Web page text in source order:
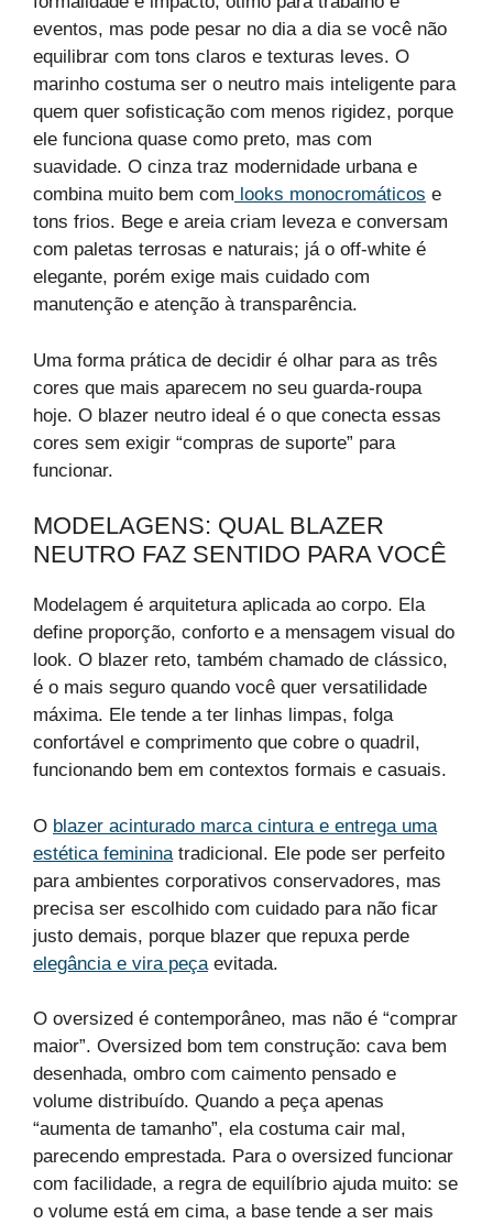
eventos, mas pode pesar no dia a dia se você não
equilibrar com tons claros e texturas leves. O
marinho costuma ser o neutro mais inteligente para
quem quer sofisticação com menos rigidez, porque
ele funciona quase como preto, mas com
suavidade. O cinza traz modernidade urbana e
combina muito bem com looks monocromáticos e
tons frios. Bege e areia criam leveza e conversam
com paletas terrosas e naturais; já o off-white é
elegante, porém exige mais cuidado com
manutenção e atenção à transparência.
Uma forma prática de decidir é olhar para as três
cores que mais aparecem no seu guarda-roupa
hoje. O blazer neutro ideal é o que conecta essas
cores sem exigir “compras de suporte” para
funcionar.
MODELAGENS: QUAL BLAZER
NEUTRO FAZ SENTIDO PARA VOCÊ
Modelagem é arquitetura aplicada ao corpo. Ela
define proporção, conforto e a mensagem visual do
look. O blazer reto, também chamado de clássico,
é o mais seguro quando você quer versatilidade
máxima. Ele tende a ter linhas limpas, folga
confortável e comprimento que cobre o quadril,
funcionando bem em contextos formais e casuais.
O blazer acinturado marca cintura e entrega uma
estética feminina tradicional. Ele pode ser perfeito
para ambientes corporativos conservadores, mas
precisa ser escolhido com cuidado para não ficar
justo demais, porque blazer que repuxa perde
elegância e vira peça evitada.
O oversized é contemporâneo, mas não é “comprar
maior”. Oversized bom tem construção: cava bem
desenhada, ombro com caimento pensado e
volume distribuído. Quando a peça apenas
“aumenta de tamanho”, ela costuma cair mal,
parecendo emprestada. Para o oversized funcionar
com facilidade, a regra de equilíbrio ajuda muito: se
o volume está em cima, a base tende a ser mais